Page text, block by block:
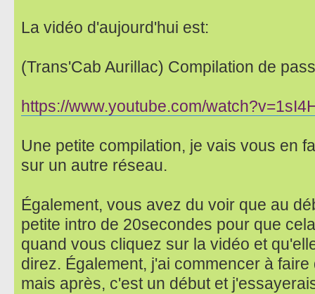
La vidéo d'aujourd'hui est:
(Trans'Cab Aurillac) Compilation de
https://www.youtube.com/
Une petite compilation, je vais vous en
sur un autre réseau.
Également, vous avez du voir que au
petite intro de 20secondes pour que
quand vous cliquez sur la vidéo et
direz. Également, j'ai commencer à
mais après, c'est un début et